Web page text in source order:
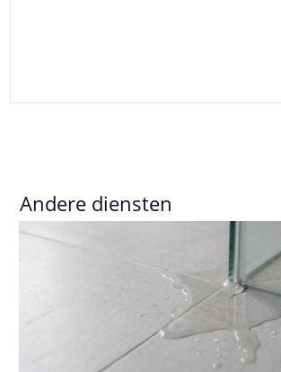
Andere diensten